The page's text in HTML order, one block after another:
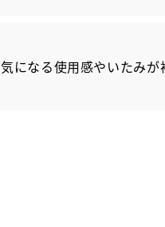
気になる使用感やいたみが